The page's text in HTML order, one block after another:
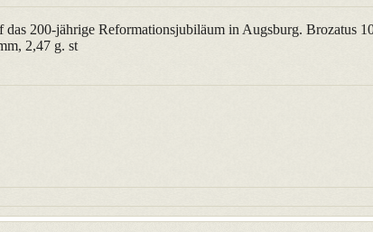
das 200-jährige Reformationsjubiläum in Augsburg. Brozatus
2,47 g. st